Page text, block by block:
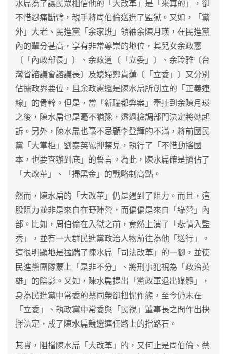
水扁為了讓民眾相信他的「大改革」是「來真的」，卻
不惜忍痛斷臂，親手將周伯倫送進了監獄。又如，「黨
外」大老、民進黨「余家班」領袖余陳月瑛，在民進黨
內的輩分甚高，享有非常尊崇的地位，其兒女余政憲
〔「內政部長」〕、余政道〔「立委」〕、余玲雅〔台
灣省諮議會諮議長〕及媳婦鄭貴蓮〔「立委」〕又分別
佔據政界要位，且余政憲還是陳水扁所創立的「正義連
線」的骨幹。但是，當「新瑞都弊案」牽扯到余陳月瑛
之後，陳水扁也是毫不猶豫，透過檢調部門決定將她起
訴。另外，陳水扁也毫不忌顧李登輝的不滿，將前國民
黨「大掌柜」劉泰英羈押禁見，執行了「不惜動搖國
本，也要查辦到底」的誓言。為此，陳水扁確是搶佔了
「大改革」、「掃黑金」的戰略制高點。
然而，陳水扁的「大改革」仍是遇到了阻力。而且，這
股阻力並非是來自在野陣營，而偏偏是來自「綠營」內
部。比如，周伯倫在入獄之前，竟然上演了「悲情入監
秀」，並有一大群民進黨政治人物前往為他「送行」。
這很明顯地是猛踹了陳水扁「司法改革」的一腳，並使
民進黨團隊蒙上「是非不分」、將刑事犯視為「政治英
雄」的陰影。又如，陳水扁提出「黨政軍退出媒體」，
身為民進黨中常委的蔡同榮卻扭怩作態，至今仍未在
「立委」、執政黨中常委與「民視」董事長之間作出抉
擇決定，成了陳水扁競選連任路上的擋路石。
其實，阻擋陳水扁「大改革」的，又何止是周伯倫、蔡